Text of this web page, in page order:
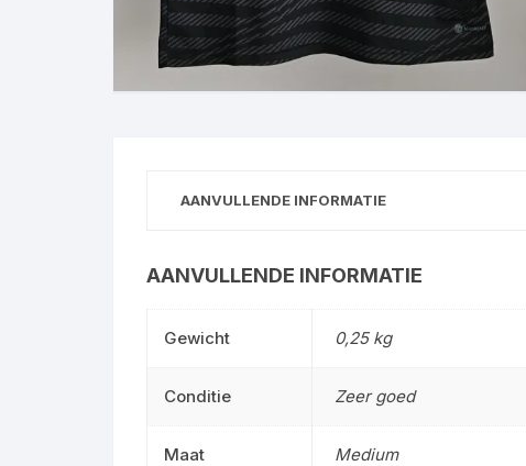
AANVULLENDE INFORMATIE
AANVULLENDE INFORMATIE
Gewicht 0,25 kg
Conditie Zeer goed
Maat Medium